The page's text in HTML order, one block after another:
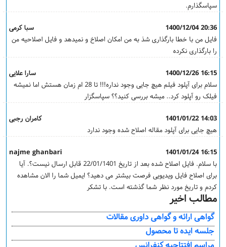
سپاسگذارم.
سبا کرمی
1400/12/04 20:36
فایل من با خطا بارگذاری شذ به من امکان اصلاخ و نمیدهد و فایل اصلاحیه من
را بارگذاری نکرده
سارا علایی
1400/12/26 16:15
سلام برای آپلود فیلم هیچ جایی وجود نداره!!! تا 28 ام زمان هستش اما نمیشه
فیلک رو آپلود کرد.. میشه بررسی کنید؟؟ سپاسگزار
کامران رجبی
1401/01/22 14:03
هیچ جایی برای آپلود مقاله اصلاح شده وجود ندارد
najme ghanbari
1401/01/24 16:15
با سلام. فایل اصلاح شده بعد از تاریخ 22/01/1401 قابل ارسال نیست؟. آیا
برای اصلاح فایل ویدیویی فرصت بیشتر می دهید؟ ایمیل شما را الان مشاهده
کردم و تاریخ مورد نظر شما گذشته است. با تشکر
مطالب اخیر
گواهی ارائه و گواهی داوری مقالات
جلسه ایده تا محصول